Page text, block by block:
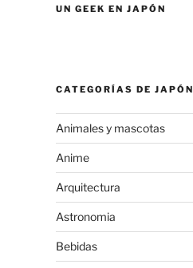
UN GEEK EN JAPÓN
CATEGORÍAS DE JAPÓN
Animales y mascotas
Anime
Arquitectura
Astronomia
Bebidas